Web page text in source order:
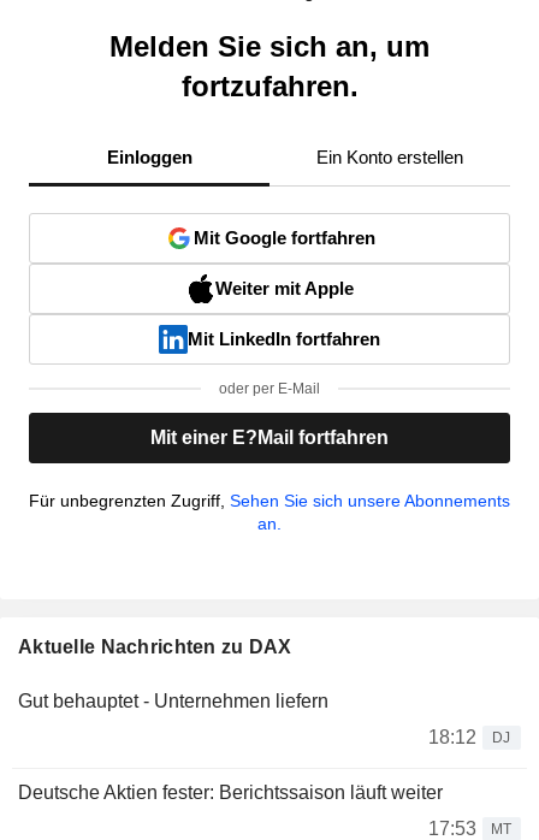
Melden Sie sich an, um
fortzufahren.
Einloggen Ein Konto erstellen
Mit Google fortfahren
Weiter mit Apple
Mit LinkedIn fortfahren
oder per E-Mail
Mit einer E?Mail fortfahren
Für unbegrenzten Zugriff, Sehen Sie sich unsere Abonnements
an.
Aktuelle Nachrichten zu DAX
Gut behauptet - Unternehmen liefern
18:12
DJ
Deutsche Aktien fester: Berichtssaison läuft weiter
17:53
MT